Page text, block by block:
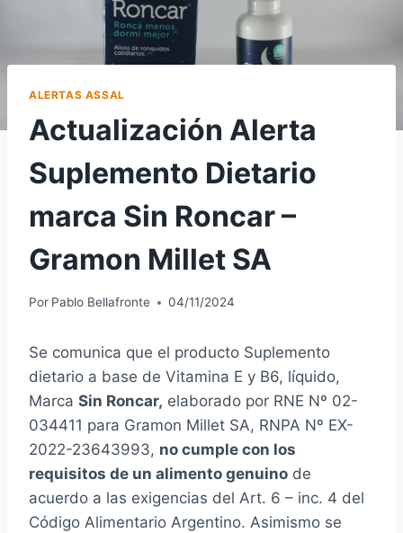
ALERTAS ASSAL
Actualización Alerta
Suplemento Dietario
marca Sin Roncar –
Gramon Millet SA
Por Pablo Bellafronte 04/11/2024
Se comunica que el producto Suplemento
dietario a base de Vitamina E y B6, líquido,
Marca Sin Roncar, elaborado por RNE Nº 02-
034411 para Gramon Millet SA, RNPA Nº EX-
2022-23643993, no cumple con los
requisitos de un alimento genuino de
acuerdo a las exigencias del Art. 6 – inc. 4 del
Código Alimentario Argentino. Asimismo se